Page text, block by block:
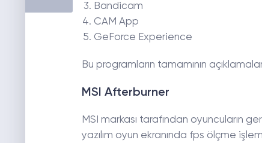
Bandicam
CAM App
GeForce Experience
Bu programların tamamının
MSI Afterburner
MSI markası tarafından oyuncuların
yazılım oyun ekranında fps ölçme